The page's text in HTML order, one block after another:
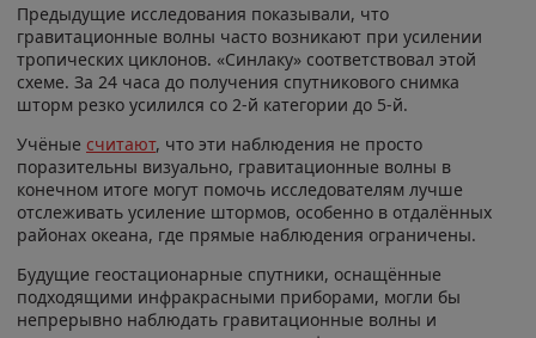
Предыдущие исследования показывали, что
гравитационные волны часто возникают при усилении
тропических циклонов. «Синлаку» соответствовал этой
схеме. За 24 часа до получения спутникового снимка
шторм резко усилился со 2-й категории до 5-й.
Учёные считают, что эти наблюдения не просто
поразительны визуально, гравитационные волны в
конечном итоге могут помочь исследователям лучше
отслеживать усиление штормов, особенно в отдалённых
районах океана, где прямые наблюдения ограничены.
Будущие геостационарные спутники, оснащённые
подходящими инфракрасными приборами, могли бы
непрерывно наблюдать гравитационные волны и